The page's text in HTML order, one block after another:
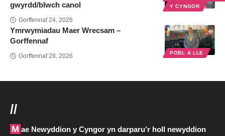
Y CYNGOR
gwyrdd/blwch canol
Gorffennaf 24, 2026
POBL A LLE
Ymrwymiadau Maer Wrecsam –
Gorffennaf
Gorffennaf 28, 2026
//
Mae Newyddion y Cyngor yn darparu’r holl newyddion